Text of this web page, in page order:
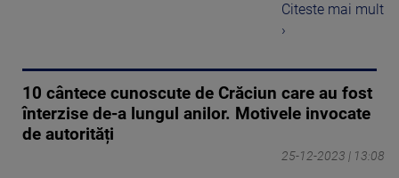
Citeste mai mult
›
10 cântece cunoscute de Crăciun care au fost
înterzise de-a lungul anilor. Motivele invocate
de autorități
25-12-2023 | 13:08